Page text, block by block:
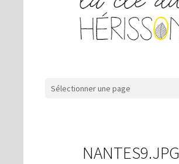
Sélectionner une page
NANTES9.JPG